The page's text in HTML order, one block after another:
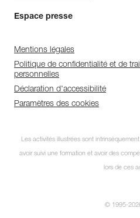
Espace presse
Mentions légales
Politique de confidentialité et de
personnelles
Déclaration d'accessibilité
Paramètres des cookies
Les activités illustrées sont
avoir suivi une formation et avoir des
lors de ces
© 1995-